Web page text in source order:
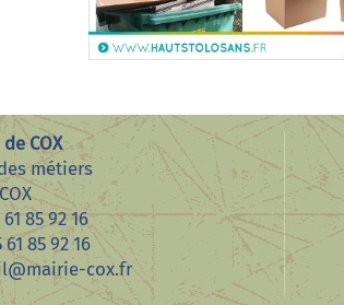
COX
métiers
85 92 16
61 85 92 16
cox.fr